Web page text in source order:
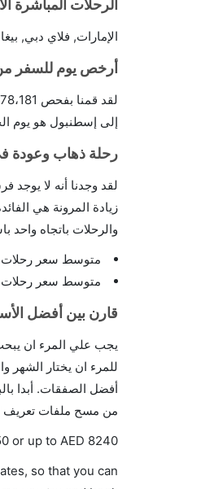
الرحلات المباشرة
الإمارات, فلاي دبي,
أرخص يوم للسفر
إلى إسطنبول هو يوم
رحلة ذهاب وعودة
لقد وجدنا أنه لا
زيادة المرونة هي
والرحلات باتجاه واحد
متوسط سعر رحلات الطيران
متوسط سعر رحلات
قارن بين أفضل
يجب علي المرء ان
للمرء ان يختار الشهر
أفضل الصفقات. أبدا
من مسح ملفات تعريف
or up to AED 8240
so that you can